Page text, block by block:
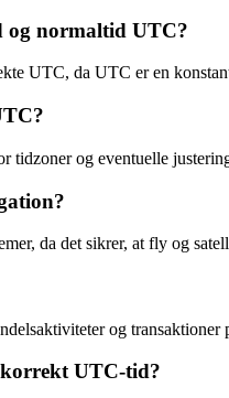
og normaltid UTC?
UTC, da UTC er en
tidzoner og eventuelle
da det sikrer, at fly og
og
korrekt UTC-tid?